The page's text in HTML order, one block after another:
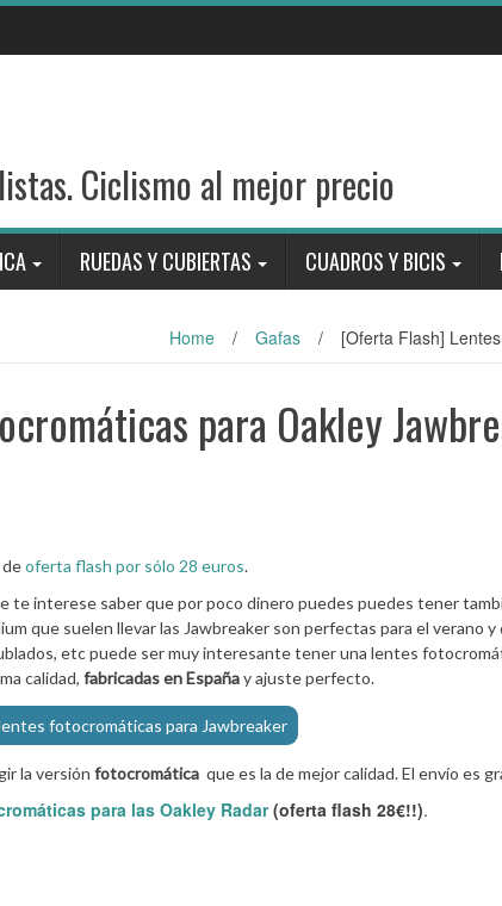
Ciclismo al mejor precio
RUEDAS Y CUBIERTAS CUADROS Y BICIS
Home / Gafas / [Oferta Flash]
para Oakley
oferta flash por sólo 28 euros.
te interese saber que por poco dinero puedes puedes tener
que suelen llevar las Jawbreaker son perfectas para el verano y
etc puede ser muy interesante tener una lentes
calidad, fabricadas en Españay ajuste perfecto.
fotocromáticas para Jawbreaker
la versión fotocromática que es la de mejor calidad. El envío es
para las Oakley Radar(oferta flash 28€!!).